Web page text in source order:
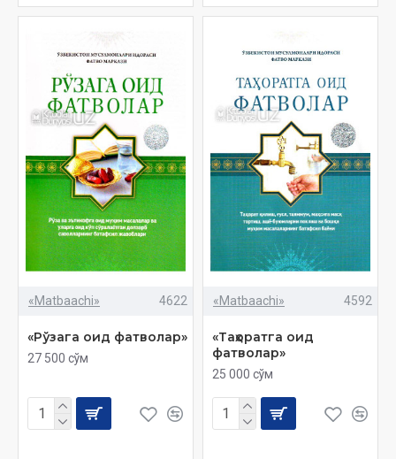
«Matbaachi» 4622
«Рўзага оид фатволар»
27 500 сўм
«Matbaachi» 4592
«Таҳоратга оид
фатволар»
25 000 сўм